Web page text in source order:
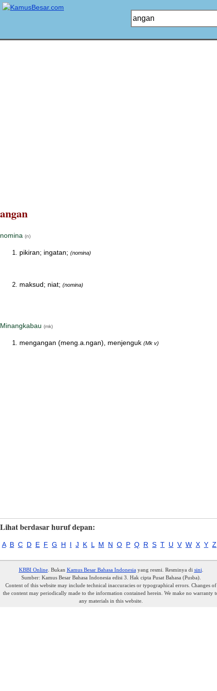
angan
nomina (n)
pikiran; ingatan; (nomina)
maksud; niat; (nomina)
Minangkabau (mk)
mengangan (meng.a.ngan), menjenguk (Mk v)
Lihat berdasar huruf depan:
A B C D E F G H I J K L M N O P Q R S T U V W X Y Z
KBBI Online. Bukan Kamus Besar Bahasa Indonesiayang resmi. Resminya di sini
Sumber: Kamus Besar Bahasa Indonesia edisi 3. Hak cipta Pusat Bahasa (Pusba).
Content of this website may include technical inaccuracies or typographical errors. Changes of
the content may periodically made to the information contained herein. We make no warranty
any materials in this website.